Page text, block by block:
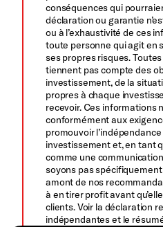
conséquences qui
déclaration ou garantie
ou à l’exhaustivité de ces
toute personne qui agit en
ses propres risques.
tiennent pas compte des
investissement, de la
propres à chaque
recevoir. Ces informations
conformément aux
promouvoir
investissement et, en tant
comme une
soyons pas
amont de nos
à en tirer profit avant
clients. Voir la déclaration
indépendantes et le